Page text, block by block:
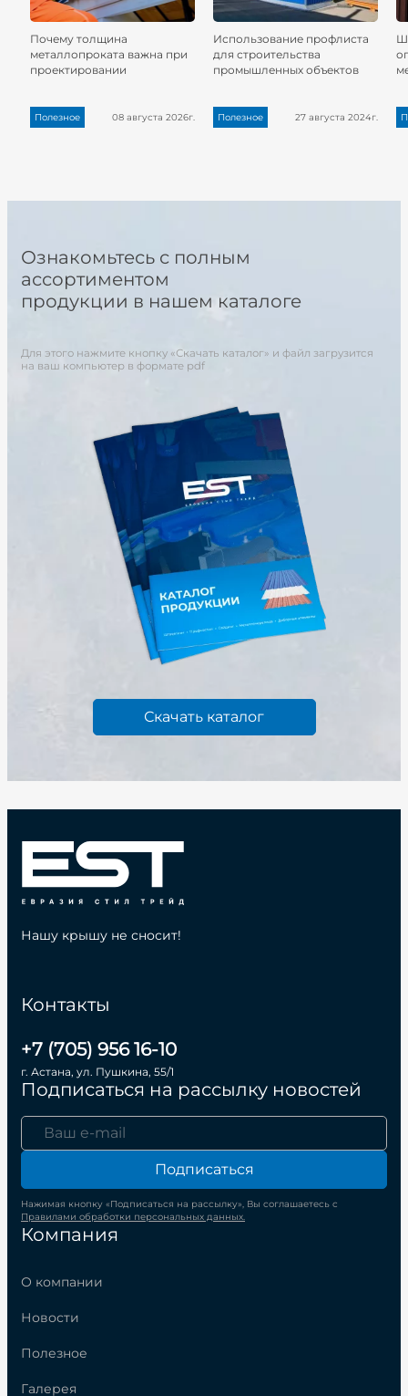
Почему толщина
металлопроката важна при
проектировании
Полезное 08 августа 2026г.
Использование профлиста
для строительства
промышленных объектов
Полезное 27 августа 2024г.
Ознакомьтесь с полным
ассортиментом
продукции в нашем каталоге
Для этого нажмите кнопку «Скачать каталог» и файл загрузится
на ваш компьютер в формате pdf
Скачать каталог
Компания
О компании
Новости
Полезное
Галерея
Контакты
+7 (705) 956 16-10
г. Астана, ул. Пушкина, 55/1
Подписаться на рассылку новостей
Подписаться
Нажимая кнопку «Подписаться на рассылку», Вы соглашаетесь с
Правилами обработки персональных данных.
Нашу крышу не сносит!